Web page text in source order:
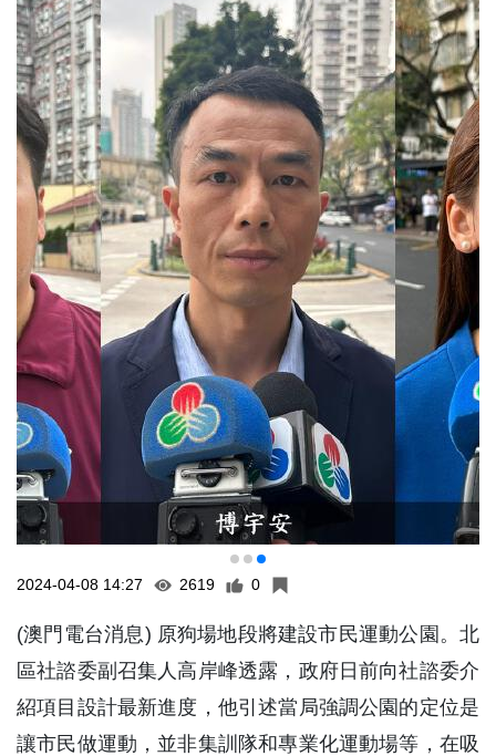
2024-04-08 14:27 2619 0
(澳門電台消息) 原狗場地段將建設市民運動公園。北
區社諮委副召集人高岸峰透露，政府日前向社諮委介
紹項目設計最新進度，他引述當局強調公園的定位是
讓市民做運動，並非集訓隊和專業化運動場等，在吸